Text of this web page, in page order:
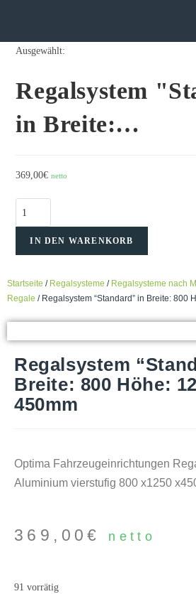
Ausgewählt:
Regalsystem
in Breite:…
369,00€ netto
IN DEN WARENKORB
Startseite / Regalsysteme / Regalsysteme nach
Regale / Regalsystem “Standard” in Breite: 800
Regalsystem
Breite: 800 Höhe:
450mm
Optima Fahrzeugeinrichtungen
Aluminium vierstufig 800 x1250
369,00€ netto
91 vorrätig